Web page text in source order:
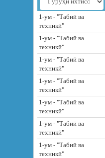
1-ум - "Табиӣ ва
техникӣ"
1-ум - "Табиӣ ва
техникӣ"
1-ум - "Табиӣ ва
техникӣ"
1-ум - "Табиӣ ва
техникӣ"
1-ум - "Табиӣ ва
техникӣ"
1-ум - "Табиӣ ва
техникӣ"
1-ум - "Табиӣ ва
техникӣ"